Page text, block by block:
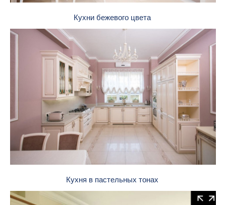
Кухни бежевого цвета
Кухня в пастельных тонах